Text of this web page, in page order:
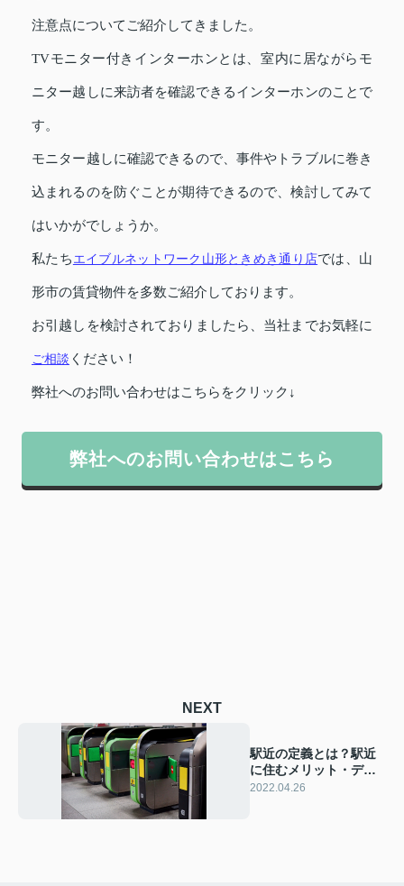
注意点についてご紹介してきました。
TVモニター付きインターホンとは、室内に居ながらモ
ニター越しに来訪者を確認できるインターホンのことで
す。
モニター越しに確認できるので、事件やトラブルに巻き
込まれるのを防ぐことが期待できるので、検討してみて
はいかがでしょうか。
私たちエイブルネットワーク山形ときめき通り店では、山
形市の賃貸物件を多数ご紹介しております。
お引越しを検討されておりましたら、当社までお気軽に
ご相談 ください！
弊社へのお問い合わせはこちらをクリック↓
弊社へのお問い合わせはこちら
NEXT
駅近の定義とは？駅近
に住むメリット・デメ
リットをご紹介
2022.04.26